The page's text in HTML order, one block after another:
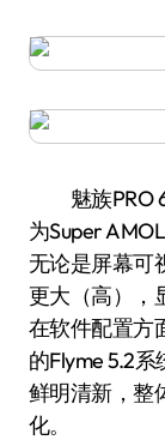
魅族PRO 6
为Super
无论是屏幕可
更大（高），
在软件配置方
的Flyme 5.2
鲜明清新，整
化。